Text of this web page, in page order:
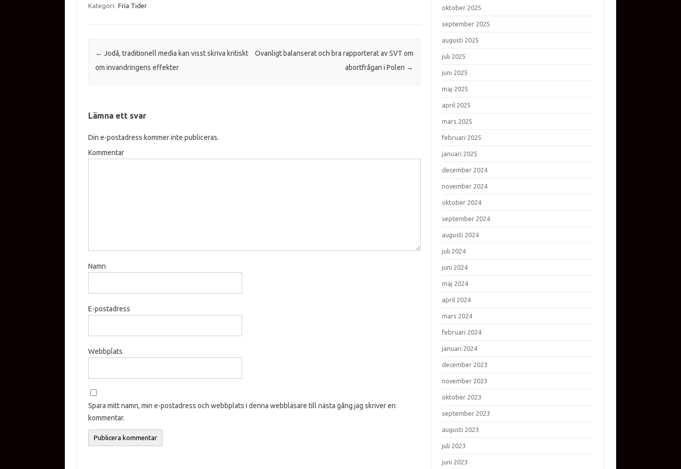
Kategori: Fria Tider
Inläggsnavigering
← Jodå, traditionell media kan visst skriva kritiskt
om invandringens effekter
Ovanligt balanserat och bra rapporterat av SVT om
abortfrågan i Polen →
Lämna ett svar
Din e-postadress kommer inte publiceras.
Kommentar
Namn
E-postadress
Webbplats
Spara mitt namn, min e-postadress och webbplats i denna webbläsare till nästa gång jag skriver en
kommentar.
oktober 2025
september 2025
augusti 2025
juli 2025
juni 2025
maj 2025
april 2025
mars 2025
februari 2025
januari 2025
december 2024
november 2024
oktober 2024
september 2024
augusti 2024
juli 2024
juni 2024
maj 2024
april 2024
mars 2024
februari 2024
januari 2024
december 2023
november 2023
oktober 2023
september 2023
augusti 2023
juli 2023
juni 2023